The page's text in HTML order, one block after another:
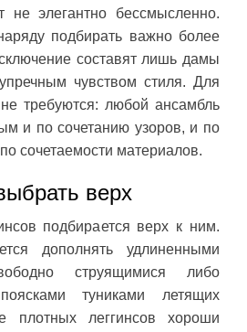
не элегантно бессмысленно.
подбирать важно более
составят лишь дамы
чувством стиля. Для
требуются: любой ансамбль
и по сочетанию узоров, и по
сочетаемости материалов.
верх
подбирается верх к ним.
дополнять удлиненными
струящимися либо
туниками летящих
плотных леггинсов хороши